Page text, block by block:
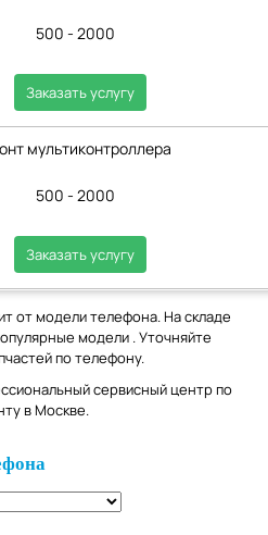
500 - 2000
Заказать услугу
мультиконтроллера
500 - 2000
Заказать услугу
от модели телефона. На складе
модели . Уточняйте
по телефону.
сервисный центр по
в Москве.